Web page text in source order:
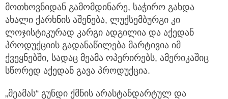
მოთხოვნიდან გამომდინარე, საჭირო გახდა
ახალი ქარხნის აშენება, ლუქსემბურგი კი
ლოჯისტიკურად კარგი ადგილია და აქედან
პროდუქციის გადანაწილება მარტივია იმ
ქვეყნებში, სადაც მეამა ოპერირებს, ამერიკაშიც
სწორედ აქედან გავა პროდუქცია.
„მეამას“ გუნდი ქმნის არასტანდარტულ და